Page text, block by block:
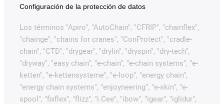
Configuración de la protección de datos
Los términos "Apiro", "AutoChain", "CFRIP", "chainflex",
"chainge", "chains for cranes", "ConProtect", "cradle-
chain", "CTD", "drygear", "drylin", "dryspin", "dry-tech",
"dryway", "easy chain", "e-chain", "e-chain systems", "e-
ketten", "e-kettensysteme", "e-loop", "energy chain",
"energy chain systems", "enjoyneering", "e-skin", "e-
spool", "fixflex", "flizz", "i.Cee", "ibow", "igear", "iglidur",